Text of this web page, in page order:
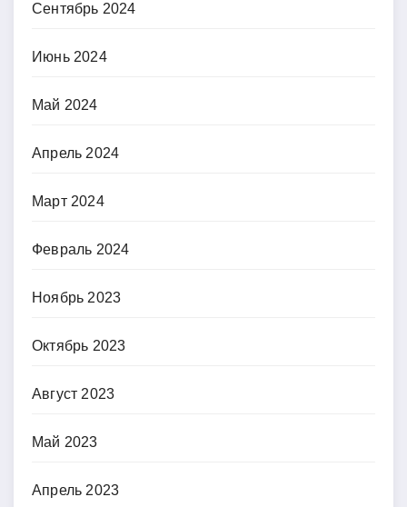
Сентябрь 2024
Июнь 2024
Май 2024
Апрель 2024
Март 2024
Февраль 2024
Ноябрь 2023
Октябрь 2023
Август 2023
Май 2023
Апрель 2023